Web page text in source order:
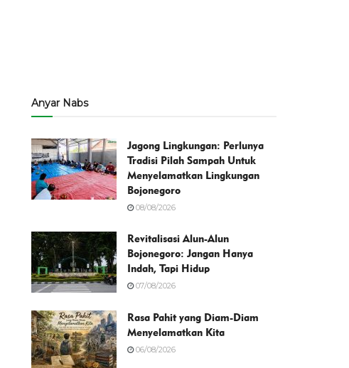
Anyar Nabs
Jagong Lingkungan: Perlunya
Tradisi Pilah Sampah Untuk
Menyelamatkan Lingkungan
Bojonegoro
08/08/2026
Revitalisasi Alun-Alun
Bojonegoro: Jangan Hanya
Indah, Tapi Hidup
07/08/2026
Rasa Pahit yang Diam-Diam
Menyelamatkan Kita
06/08/2026